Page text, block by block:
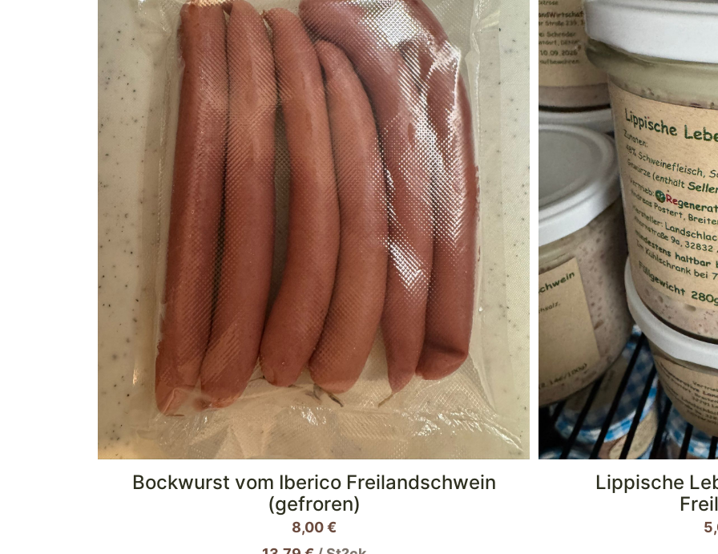
Bockwurst vom Iberico Freilandschwein
(gefroren)
8,00€
Lippische